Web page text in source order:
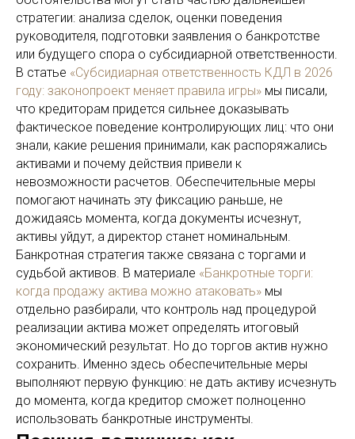
стратегии: анализа сделок, оценки поведения
руководителя, подготовки заявления о банкротстве
или будущего спора о субсидиарной ответственности.
В статье «Субсидиарная ответственность КДЛ в 2026
году: законопроект меняет правила игры» мы писали,
что кредиторам придется сильнее доказывать
фактическое поведение контролирующих лиц: что они
знали, какие решения принимали, как распоряжались
активами и почему действия привели к
невозможности расчетов. Обеспечительные меры
помогают начинать эту фиксацию раньше, не
дожидаясь момента, когда документы исчезнут,
активы уйдут, а директор станет номинальным.
Банкротная стратегия также связана с торгами и
судьбой активов. В материале «Банкротные торги:
когда продажу актива можно атаковать» мы
отдельно разбирали, что контроль над процедурой
реализации актива может определять итоговый
экономический результат. Но до торгов актив нужно
сохранить. Именно здесь обеспечительные меры
выполняют первую функцию: не дать активу исчезнуть
до момента, когда кредитор сможет полноценно
использовать банкротные инструменты.